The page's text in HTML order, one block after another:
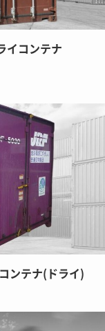
イコンテナ
ンテナ(ドライ)